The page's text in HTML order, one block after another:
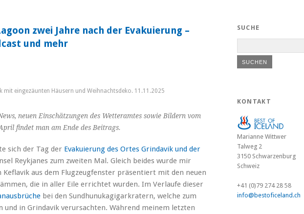
zwei Jahre nach der Evakuierung –
und mehr
mit eingezäunten Häusern und Weihnachtsdeko. 11.11.2025
neuen Einschätzungen des Wetteramtes sowie Bildern vom
findet man am Ende des Beitrags.
sich der Tag der Evakuierung des Ortes Grindavik und der
Reykjanes zum zweiten Mal. Gleich beides wurde mir
Keflavik aus dem Flugzeugfenster präsentiert mit den neuen
die in aller Eile errichtet wurden. Im Verlaufe dieser
bei den Sundhunukagigarkratern, welche zum
und in Grindavik verursachten. Während meinem letzten
SUCHE
KONTAKT
Marianne Wittwer
Talweg 2
3150 Schwarzenburg
Schweiz
+41 (0)79 274 28 58
info@bestoficeland.ch